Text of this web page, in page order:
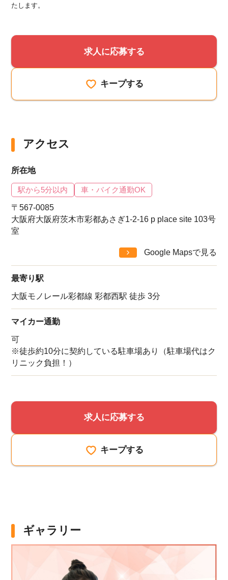
たします。
求人に応募する
キープする
アクセス
所在地
駅から5分以内 車・バイク通勤OK
〒567-0085
大阪府大阪府茨木市彩都あさぎ1-2-16 p place site 103号
室
Google Mapsで見る
最寄り駅
大阪モノレール彩都線 彩都西駅 徒歩 3分
マイカー通勤
可
※徒歩約10分に契約している駐車場あり（駐車場代はク
リニック負担！）
求人に応募する
キープする
ギャラリー